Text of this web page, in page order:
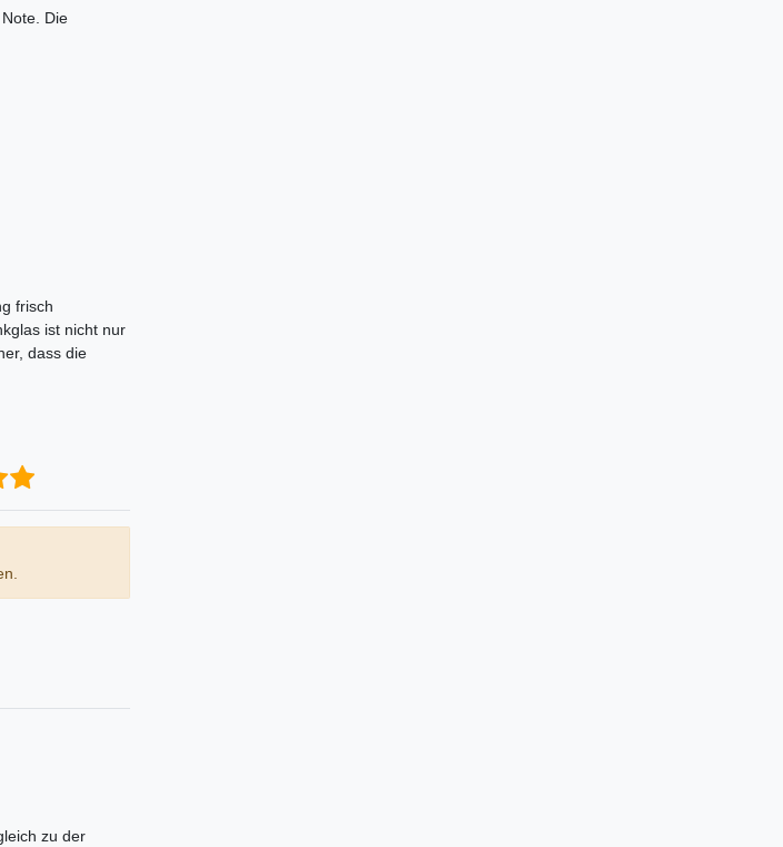
Die
frisch
ist nicht nur
dass die
zu der